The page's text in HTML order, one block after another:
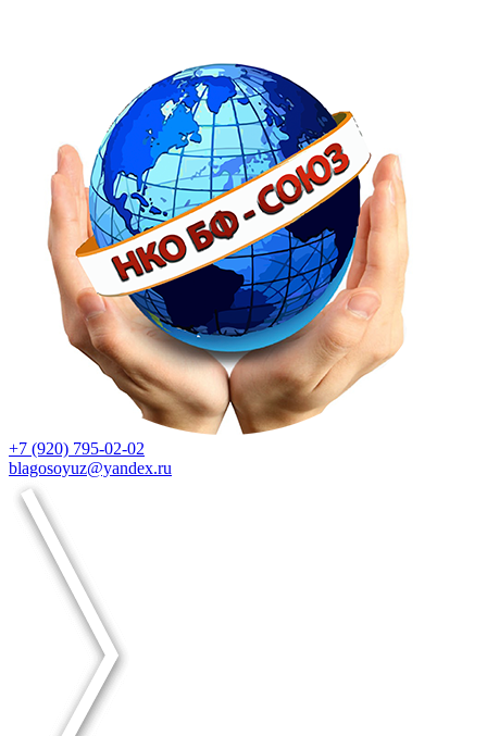
+7 (920) 795-02-02
blagosoyuz@yandex.ru